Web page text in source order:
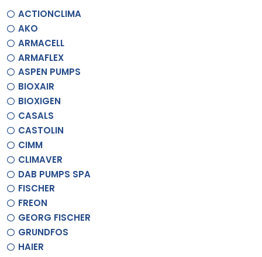
ACTIONCLIMA
AKO
ARMACELL
ARMAFLEX
ASPEN PUMPS
BIOXAIR
BIOXIGEN
CASALS
CASTOLIN
CIMM
CLIMAVER
DAB PUMPS SPA
FISCHER
FREON
GEORG FISCHER
GRUNDFOS
HAIER